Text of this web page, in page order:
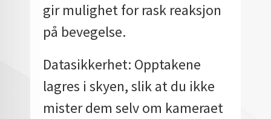
gir mulighet for rask reaksjon
på bevegelse.
Datasikkerhet: Opptakene
lagres i skyen, slik at du ikke
mister dem selv om kameraet